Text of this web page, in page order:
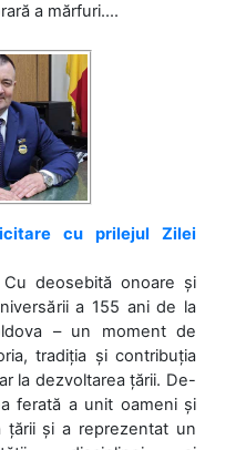
a mărfuri....
cu prilejul Zilei
Cu deosebită onoare și
a 155 ani de la
– un moment de
tradiția și contribuția
la dezvoltarea țării. De-
ferată a unit oameni și
țării și a reprezentat un